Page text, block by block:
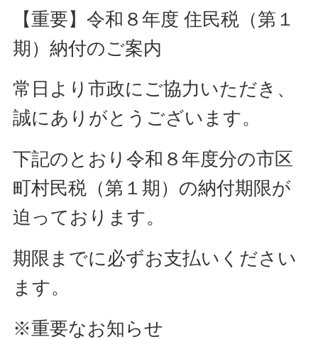
【重要】令和８年度 住民税（第１
期）納付のご案内
常日より市政にご協力いただき、
誠にありがとうございます。
下記のとおり令和８年度分の市区
町村民税（第１期）の納付期限が
迫っております。
期限までに必ずお支払いください
ます。
※重要なお知らせ